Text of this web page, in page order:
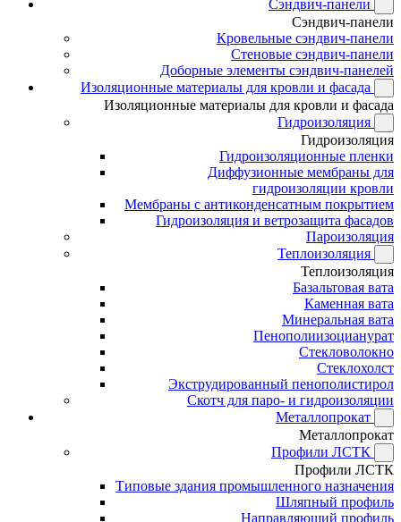
Сэндвич-панели
Сэндвич-панели
Кровельные сэндвич-панели
Стеновые сэндвич-панели
Доборные элементы сэндвич-панелей
Изоляционные материалы для кровли и фасада
Изоляционные материалы для кровли и фасада
Гидроизоляция
Гидроизоляция
Гидроизоляционные пленки
Диффузионные мембраны для
гидроизоляции кровли
Мембраны с антиконденсатным покрытием
Гидроизоляция и ветрозащита фасадов
Пароизоляция
Теплоизоляция
Теплоизоляция
Базальтовая вата
Каменная вата
Минеральная вата
Пенополиизоцианурат
Стекловолокно
Стеклохолст
Экструдированный пенополистирол
Скотч для паро- и гидроизоляции
Металлопрокат
Металлопрокат
Профили ЛСТК
Профили ЛСТК
Типовые здания промышленного назначения
Шляпный профиль
Направляющий профиль